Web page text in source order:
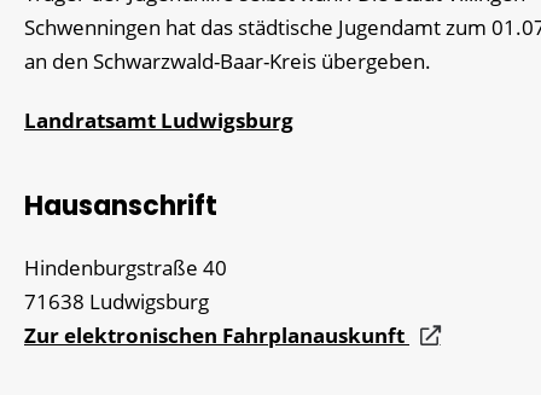
Schwenningen hat das städtische Jugendamt zum
an den Schwarzwald-Baar-Kreis übergeben.
Landratsamt Ludwigsburg
Hausanschrift
Hindenburgstraße 40
71638 Ludwigsburg
Zur elektronischen Fahrplanauskunft